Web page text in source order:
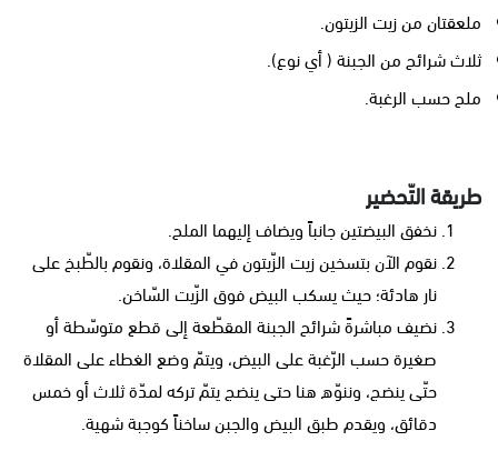
ملعقتان من زيت الزيتون.
ثلاث شرائح من الجبنة ( أي نوع).
ملح حسب الرغبة.
طريقة التّحضير
نخفق البيضتين جانباً ويضاف إليهما الملح.
نقوم الآن بتسخين زيت الزّيتون في المقلاة، ونقوم بالطّبخ على
نار هادئة؛ حيث يسكب البيض فوق الزّيت السّاخن.
نضيف مباشرةً شرائح الجبنة المقطّعة إلى قطع متوسّطة أو
صغيرة حسب الرّغبة على البيض، ويتمّ وضع الغطاء على المقلاة
حتّى ينضج، وننوّه هنا حتى ينضج يتمّ تركه لمدّة ثلاث أو خمس
دقائق، ويقدم طبق البيض والجبن ساخناً كوجبة شهية.